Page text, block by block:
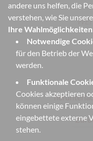
andere uns helfen, die
verstehen, wie Sie
Ihre
Notwendige
für den Betrieb der
werden.
Funktionale
Cookies akzeptieren
können einige
eingebettete externe
stehen.